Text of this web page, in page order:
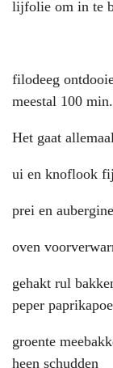
lijfolie om in te
filodeeg
meestal 100 min.
Het gaat
ui en knoflook
prei en
oven
gehakt rul
peper
groente
heen schudden